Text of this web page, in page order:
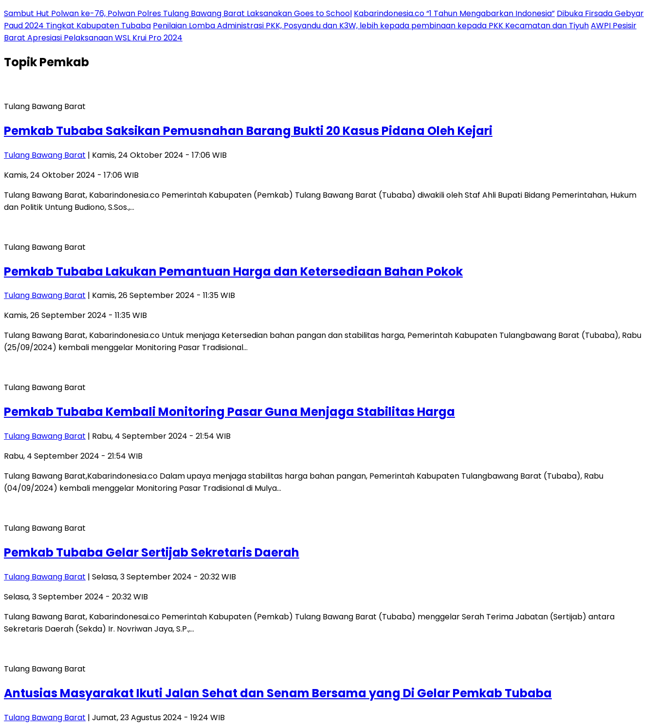
Sambut Hut Polwan ke-76, Polwan Polres Tulang Bawang Barat Laksanakan Goes to School Kabarindonesia.co “1 Tahun Mengabarkan Indonesia” Dibuka Firsada Gebyar
Paud 2024 Tingkat Kabupaten Tubaba Penilaian Lomba Administrasi PKK, Posyandu dan K3W, lebih kepada pembinaan kepada PKK Kecamatan dan TiyuhAWPI Pesisir
Barat Apresiasi Pelaksanaan WSL Krui Pro 2024
TopikPemkab
Tulang Bawang Barat
Pemkab Tubaba Saksikan Pemusnahan Barang Bukti 20 Kasus Pidana Oleh Kejari
Tulang Bawang Barat | Kamis, 24 Oktober 2024 - 17:06 WIB
Kamis, 24 Oktober 2024 - 17:06 WIB
Tulang Bawang Barat, Kabarindonesia.co Pemerintah Kabupaten (Pemkab) Tulang Bawang Barat (Tubaba) diwakili oleh Staf Ahli Bupati Bidang Pemerintahan, Hukum
dan Politik Untung Budiono, S.Sos.,…
Tulang Bawang Barat
Pemkab Tubaba Lakukan Pemantuan Harga dan Ketersediaan Bahan Pokok
Tulang Bawang Barat | Kamis, 26 September 2024 - 11:35 WIB
Kamis, 26 September 2024 - 11:35 WIB
Tulang Bawang Barat, Kabarindonesia.co Untuk menjaga Ketersedian bahan pangan dan stabilitas harga, Pemerintah Kabupaten Tulangbawang Barat (Tubaba), Rabu
(25/09/2024) kembali menggelar Monitoring Pasar Tradisional…
Tulang Bawang Barat
Pemkab Tubaba Kembali Monitoring Pasar Guna Menjaga Stabilitas Harga
Tulang Bawang Barat | Rabu, 4 September 2024 - 21:54 WIB
Rabu, 4 September 2024 - 21:54 WIB
Tulang Bawang Barat,Kabarindonesia.co Dalam upaya menjaga stabilitas harga bahan pangan, Pemerintah Kabupaten Tulangbawang Barat (Tubaba), Rabu
(04/09/2024) kembali menggelar Monitoring Pasar Tradisional di Mulya…
Tulang Bawang Barat
Pemkab Tubaba Gelar Sertijab Sekretaris Daerah
Tulang Bawang Barat | Selasa, 3 September 2024 - 20:32 WIB
Selasa, 3 September 2024 - 20:32 WIB
Tulang Bawang Barat, Kabarindonesai.co Pemerintah Kabupaten (Pemkab) Tulang Bawang Barat (Tubaba) menggelar Serah Terima Jabatan (Sertijab) antara
Sekretaris Daerah (Sekda) Ir. Novriwan Jaya, S.P.,…
Tulang Bawang Barat
Antusias Masyarakat Ikuti Jalan Sehat dan Senam Bersama yang Di Gelar Pemkab Tubaba
Tulang Bawang Barat | Jumat, 23 Agustus 2024 - 19:24 WIB